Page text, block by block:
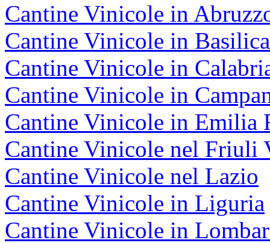
Cantine Vinicole in
Cantine Vinicole in
Cantine Vinicole in
Cantine Vinicole in
Cantine Vinicole in Emilia
Cantine Vinicole nel Friuli
Cantine Vinicole nel Lazio
Cantine Vinicole in Liguria
Cantine Vinicole in